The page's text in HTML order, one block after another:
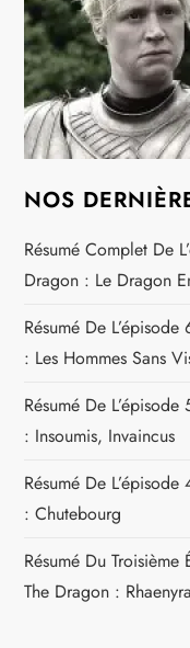
NOS
Résumé Complet De
Dragon : Le Dragon
Résumé De
: Les Hommes Sans
Résumé De
: Insoumis, Invaincus
Résumé De
: Chutebourg
Résumé Du
The Dragon :